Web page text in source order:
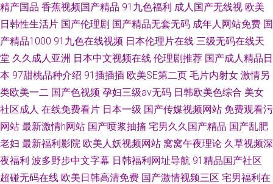
精产国品 香蕉视频国产精品 91九色福利 成人国产无线视 欧美
日韩性生活片 国产伦理剧 国产精品无套无码 成年人网站免费 国
产精品1000 91九色在线视频 日本伦理片在线 三级无码在线天
堂 久久成人亚洲 日本中文视频在线 伦理剧推荐 国产成人精品日
本 97甜桃品种介绍 91插插插 欧美SE第二页 毛片内射女 激情另
类欧美一二 国产色视频 孕妇三级av无码 日韩欧美色综合 美女
社区成人 在线免费看片 日本一级 国产传媒视频网站 免费观看污
网站 最新激情h网站 国产喷浆抽搐 宅男久久国产精品 国产乱肥
老妇 最新福利影院 欧美人妖视频网站 窝窝午夜理论 久草视频深
夜福利 波多野步中文字幕 日韩福利网址导航 91精品国产社区
超碰无码在线 欧美日韩高清免费 国产激情视频三区 宅男福利在